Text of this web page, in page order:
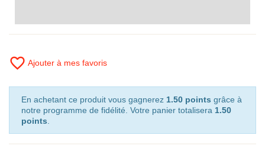
favorite_border Ajouter à mes favoris
En achetant ce produit vous gagnerez 1.50 points grâce à
notre programme de fidélité. Votre panier totalisera 1.50
points